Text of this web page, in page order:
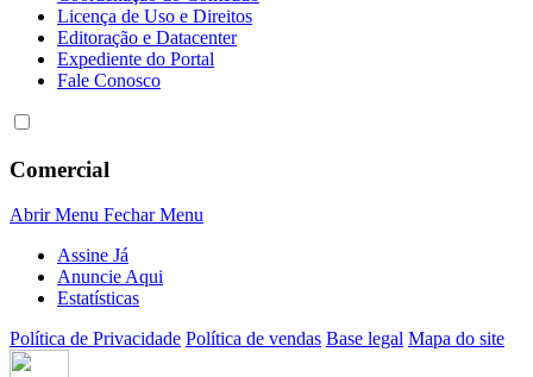
Licença de Uso e Direitos
Editoração e Datacenter
Expediente do Portal
Fale Conosco
Comercial
Abrir Menu Fechar Menu
Assine Já
Anuncie Aqui
Estatísticas
Política de Privacidade Política de vendas Base legal Mapa do site